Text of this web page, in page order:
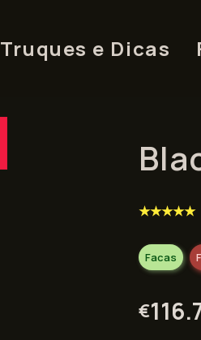
Truques e Dicas
€
★★★★★
Facas